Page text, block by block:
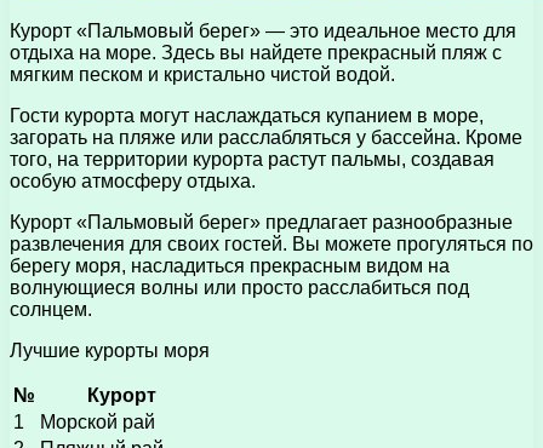
Курорт «Пальмовый берег» — это идеальное место для
отдыха на море. Здесь вы найдете прекрасный пляж с
мягким песком и кристально чистой водой.
Гости курорта могут наслаждаться купанием в море,
загорать на пляже или расслабляться у бассейна. Кроме
того, на территории курорта растут пальмы, создавая
особую атмосферу отдыха.
Курорт «Пальмовый берег» предлагает разнообразные
развлечения для своих гостей. Вы можете прогуляться по
берегу моря, насладиться прекрасным видом на
волнующиеся волны или просто расслабиться под
солнцем.
Лучшие курорты моря
№
Курорт
1
Морской рай